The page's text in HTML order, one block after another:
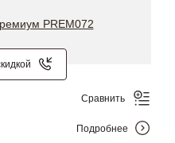
Сравнить
Подробнее